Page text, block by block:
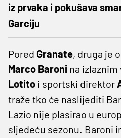
iz prvaka i pokušava
Garciju
Pored Granate, druga je
Marco Baroni na
Lotito i sportski direktor
traže tko će naslijediti
Lazio nije plasirao u
sljedeću sezonu. Baroni